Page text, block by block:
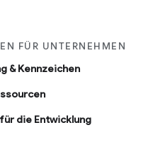
FÜR UNTERNEHMEN
& Kennzeichen
die Entwicklung